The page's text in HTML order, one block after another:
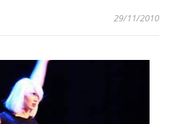
29/11/2010